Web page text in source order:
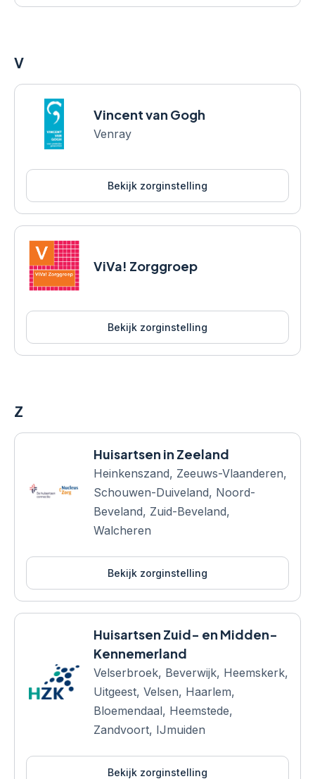
V
Vincent van Gogh
Venray
Bekijk zorginstelling
ViVa! Zorggroep
Bekijk zorginstelling
Z
Huisartsen in Zeeland
Heinkenszand, Zeeuws-Vlaanderen,
Schouwen-Duiveland, Noord-
Beveland, Zuid-Beveland,
Walcheren
Bekijk zorginstelling
Huisartsen Zuid- en Midden-
Kennemerland
Velserbroek, Beverwijk, Heemskerk,
Uitgeest, Velsen, Haarlem,
Bloemendaal, Heemstede,
Zandvoort, IJmuiden
Bekijk zorginstelling